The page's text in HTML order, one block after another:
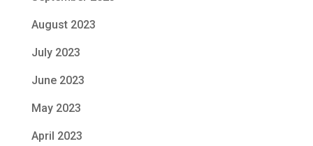
August 2023
July 2023
June 2023
May 2023
April 2023